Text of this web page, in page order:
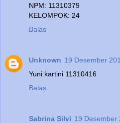
NPM: 11310379
KELOMPOK: 24
Balas
Unknown 19 Desember
Yuni kartini 11310416
Balas
Sabrina Silvi 19 Desember